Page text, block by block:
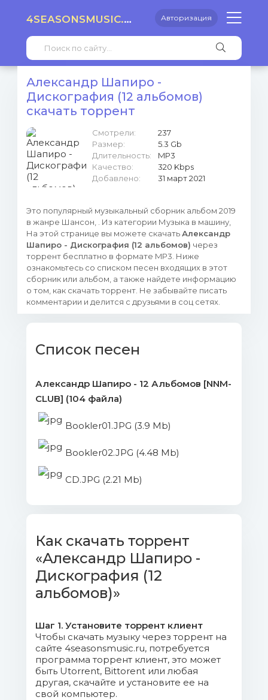
4SEASONSMUSIC.RU Авторизация
Александр Шапиро -
Дискография (12 альбомов)
скачать торрент
Смотрели:
237
Размер:
5.3 Gb
Длительность:
MP3
Качество:
320 Kbps
Добавлено:
31 март 2021
Это популярный музыкальный сборник альбом 2019
в жанре Шансон, . Из категории Музыка в машину,
На этой странице вы можете скачатьАлександр
Шапиро - Дискография (12 альбомов) через
торрент бесплатно в формате MP3. Ниже
ознакомьтесь со списком песен входящих в этот
сборник или альбом, а также найдете информацию
о том, как скачать торрент. Не забывайте писать
комментарии и делится с друзьями в соц сетях.
Список песен
Александр Шапиро - 12 Альбомов [NNM-
CLUB] (104 файла)
Bookler01.JPG (3.9 Mb)
Bookler02.JPG (4.48 Mb)
CD.JPG (2.21 Mb)
Как скачать торрент
«Александр Шапиро -
Дискография (12
альбомов)»
Шаг 1. Установите торрент клиент
Чтобы скачать музыку через торрент на
сайте 4seasonsmusic.ru, потребуется
программа торрент клиент, это может
быть Utorrent, Bittorent или любая
другая, скачайте и установите ее на
свой компьютер.